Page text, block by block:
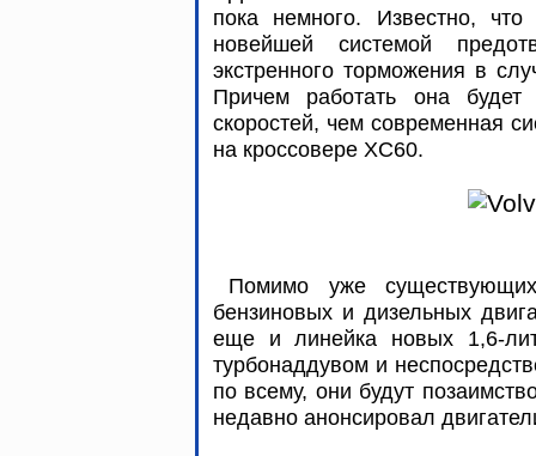
пока немного. Известно,
новейшей системой
экстренного торможения в
Причем работать она
скоростей, чем современная
на кроссовере XC60.
Помимо уже
бензиновых и дизельных
еще и линейка новых 1,6-
турбонаддувом и
по всему, они будут
недавно анонсировал